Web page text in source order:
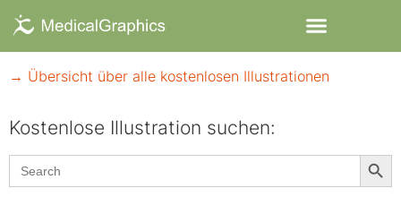
→ Übersicht über alle kostenlosen Illustrationen
Kostenlose Illustration suchen:​
Search
for: